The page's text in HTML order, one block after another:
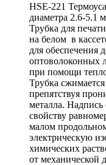
HSE-221
диаметра 2.6-5.1
Трубка для
на белом в
для обеспечения
оптоволоконных
при помощи
Трубка
препятствуя
металла. Надпись
свойству
малом
электрическую
химических
от механической